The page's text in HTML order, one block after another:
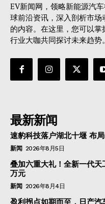
EV新闻网，领略新能源汽
球前沿资讯，深入剖析市
的内容。在这里，您可以
行业大咖共同探讨未来趋势。
最新新闻
速豹科技落户湖北十堰 布
新闻 2026年8月5日
叠加六重大礼！全新一代
万元
新闻 2026年8月4日
盈利拐点如期而至，日产